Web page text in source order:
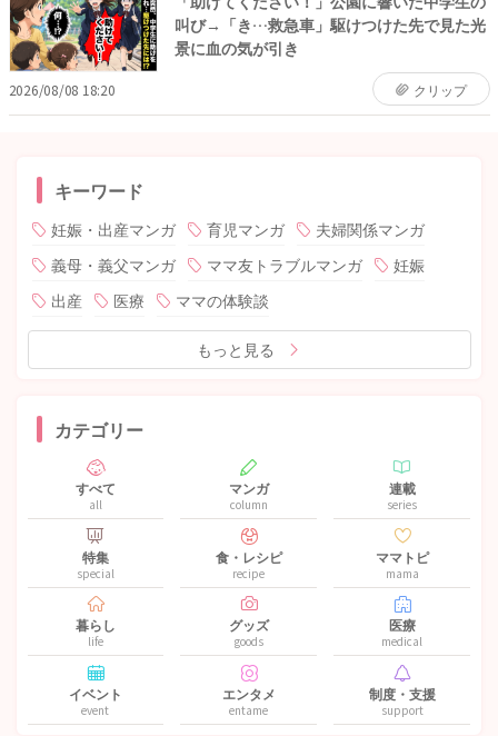
叫び→「き…救急車」駆けつけた先で見た光
景に血の気が引き
2026/08/08 18:20 クリップ
キーワード
妊娠・出産マンガ 育児マンガ
夫婦関係マンガ
義母・義父マンガ
ママ友トラブルマンガ
妊娠
出産
医療 ママの体験談
もっと見る
カテゴリー
すべて
all
マンガ
column
連載
series
特集
special
食・レシピ
recipe
ママトピ
mama
暮らし
life
グッズ
goods
医療
medical
イベント
event
エンタメ
entame
制度・支援
support